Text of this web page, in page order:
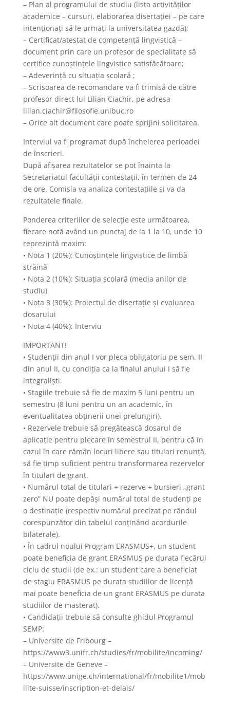
– Plan al programului de studiu (lista activităților
academice – cursuri, elaborarea disertației – pe care
intenționați să le urmați la universitatea gazdă);
– Certificat/atestat de competenţă lingvistică –
document prin care un profesor de specialitate să
certifice cunoştinţele lingvistice satisfăcătoare;
– Adeverinţă cu situaţia şcolară ;
– Scrisoarea de recomandare va fi trimisă de către
profesor direct lui Lilian Ciachir, pe adresa
lilian.ciachir@filosofie.unibuc.ro
– Orice alt document care poate sprijini solicitarea.
Interviul va fi programat după încheierea perioadei
de înscrieri.
După afișarea rezultatelor se pot înainta la
Secretariatul facultății contestații, în termen de 24
de ore. Comisia va analiza contestațiile și va da
rezultatele finale.
Ponderea criteriilor de selecție este următoarea,
fiecare notă având un punctaj de la 1 la 10, unde 10
reprezintă maxim:
• Nota 1 (20%): Cunoștințele lingvistice de limbă
străină
• Nota 2 (10%): Situația școlară (media anilor de
studiu)
• Nota 3 (30%): Proiectul de disertație și evaluarea
dosarului
• Nota 4 (40%): Interviu
IMPORTANT!
• Studenții din anul I vor pleca obligatoriu pe sem. II
din anul II, cu condiția ca la finalul anului I să fie
integraliști.
• Stagiile trebuie să fie de maxim 5 luni pentru un
semestru (8 luni pentru un an academic, în
eventualitatea obținerii unei prelungiri).
• Rezervele trebuie să pregătească dosarul de
aplicație pentru plecare în semestrul II, pentru că în
cazul în care rămân locuri libere sau titulari renunță,
să fie timp suficient pentru transformarea rezervelor
în titulari de grant.
• Numărul total de titulari + rezerve + bursieri „grant
zero” NU poate depăși numărul total de studenți pe
o destinație (respectiv numărul precizat pe rândul
corespunzător din tabelul conținând acordurile
bilaterale).
• În cadrul noului Program ERASMUS+, un student
poate beneficia de grant ERASMUS pe durata fiecărui
ciclu de studii (de ex.: un student care a beneficiat
de stagiu ERASMUS pe durata studiilor de licență
mai poate beneficia de un grant ERASMUS pe durata
studiilor de masterat).
• Candidații trebuie să consulte ghidul Programul
SEMP:
– Universite de Fribourg –
https://www3.unifr.ch/studies/fr/mobilite/incoming/
– Universite de Geneve –
https://www.unige.ch/international/fr/mobilite1/mob
ilite-suisse/inscription-et-delais/